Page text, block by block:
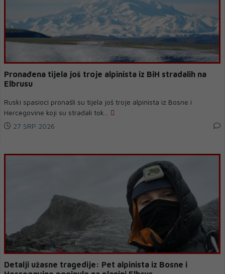
Pronađena tijela još troje alpinista iz BiH stradalih na
Elbrusu
Ruski spasioci pronašli su tijela još troje alpinista iz Bosne i
Hercegovine koji su stradali tok...
27 SRP 2026
Detalji užasne tragedije: Pet alpinista iz Bosne i